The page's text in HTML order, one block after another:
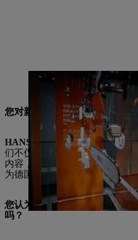
技术与自然：对于 Hans Peter
第 1 层面上必须出现的决定性组合。
您对新建筑为 1 工厂带来的全
HANS PETER STIHL
：我很
们不仅展示了 STIHL 公司本身
内容，我们主要希望让访客们
为德国森林提供一个平台。
您认为哪些区域特别美丽、特
吗？